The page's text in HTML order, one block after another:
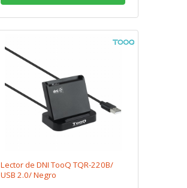
Lector de DNI TooQ TQR-220B/
USB 2.0/ Negro